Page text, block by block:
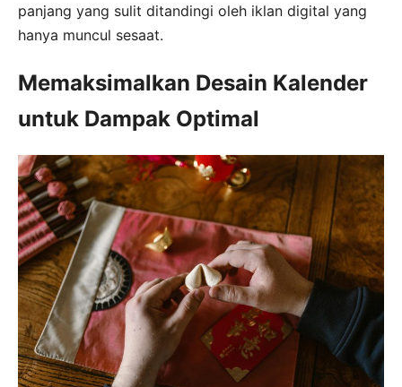
panjang yang sulit ditandingi oleh iklan digital yang
hanya muncul sesaat.
Memaksimalkan Desain Kalender
untuk Dampak Optimal